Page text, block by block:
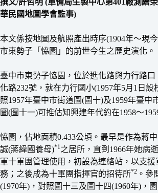
撰文/許哲明 (軍備局生製中心第401廠測繪
華民國地圖學會監事)
本文係按地圖及航照產出時序(1904年〜現
市東勢子「恊園」的前世今生之歷史演化。
臺中市東勢子恊園，位於進化路與力行路口
化路232號，就在力行國小(1957年5月1日設
照1957年臺中市街道圖(圖十)及1959年臺中
圖(圖十一)可推估知興建年代約在1958〜
恊園，佔地面積0.433公頃。最早是作為蔣
誠(蔣緯國養母)*1之居所，直到1966年她病
軍十軍團管理使用，初設為連絡站，以支援
務；之後成為十軍團指揮官的招待所*2 。參
(1970年)，對照圖十三及圖十四(1960年)，